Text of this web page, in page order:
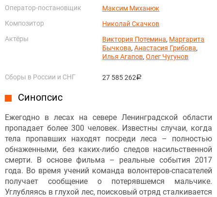
Оператор-постановщик
Максим Миханюк
Композитор
Николай Скачков
Актёры
Виктория Потемина, Маргарита
Бычкова,Анастасия Грибова,
Илья Агапов,Олег Чугунов
Сборы в России и СНГ 27 585 262руб.
Синопсис
Ежегодно в лесах на севере Ленинградской области
пропадает более 300 человек. Известны случаи, когда
тела пропавших находят посреди леса – полностью
обнаженными, без каких-либо следов насильственной
смерти. В основе фильма – реальные события 2017
года. Во время учений команда волонтеров-спасателей
получает сообщение о потерявшемся мальчике.
Углубляясь в глухой лес, поисковый отряд сталкивается